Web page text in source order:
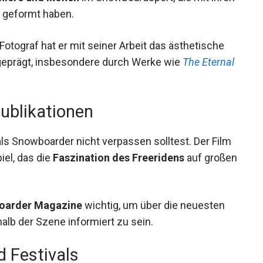
geformt haben.
hat er mit seiner Arbeit das ästhetische
insbesondere durch Werke wie The
Snowboarder nicht verpassen solltest. Der Film
das die Faszination des Freeridens auf
Magazine wichtig, um über die neuesten
der Szene informiert zu sein.
Festivals